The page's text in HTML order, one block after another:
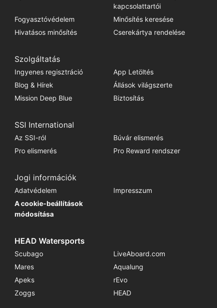
kapcsolattartói
Fogyasztóvédelem
Minősítés keresése
Hivatásos minősítés
Cserekártya rendelése
Szolgáltatás
Ingyenes regisztráció
App Letöltés
Blog & Hírek
Állások világszerte
Mission Deep Blue
Biztosítás
SSI International
Az SSI-ról
Búvár elismerés
Pro elismerés
Pro Reward rendszer
Jogi információk
Adatvédelem
Impresszum
A cookie-beállítások
módosítása
HEAD Watersports
Scubago
LiveAboard.com
Mares
Aqualung
Apeks
rEvo
Zoggs
HEAD